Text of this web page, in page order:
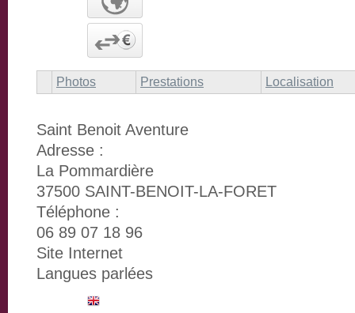
Photos Prestations Localisation
Saint Benoit Aventure
Adresse :
La Pommardière
37500 SAINT-BENOIT-LA-FORET
Téléphone :
06 89 07 18 96
Site Internet
Langues parlées